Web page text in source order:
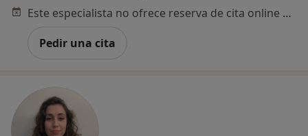
Este especialista no ofrece reserva de cita online en esta dirección.
Pedir una cita